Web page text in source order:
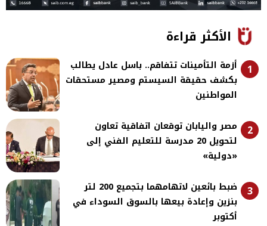
الأكثر قراءة
1
أزمة التأمينات تتفاقم.. باسل عادل يطالب
بكشف حقيقة السيستم ومصير مستحقات
المواطنين
2
مصر واليابان توقعان اتفاقية تعاون
لتحويل 20 مدرسة للتعليم الفني إلى
«دولية»
3
ضبط بائعين لاتهامهما بتجميع 200 لتر
بنزين وإعادة بيعها بالسوق السوداء في
أكتوبر